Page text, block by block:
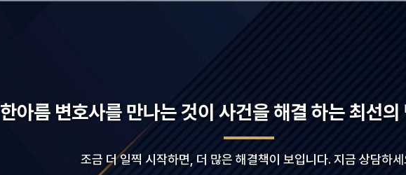
한아름 변호사를 만나는 것이 사건을 해결 하는 최선
조금 더 일찍 시작하면, 더 많은 해결책이 보입니다. 지금 상담하세